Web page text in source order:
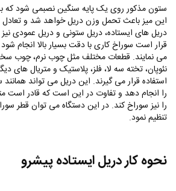
ستون مذکور روی یک پایه سنگین نصبمی شود که
این میز باعث تحمل وزن دریل خواهد شد و
دریل های ایستاده، دریل ستونی و دریل عمودی
قرار است سوراخ کاری با دقت بسیار بالا انجام
می نمایند. قطعات مختلف مثل چوب نرم، چوب
نئوپان، تخته سه لا، فلز، پلاستیک و متریال های
استفاده قرار می گیرند. این دریل می تواند
را انجام دهد و تفاوت در این است که قادر است
را نیز سوراخ کند‌. در این دستگاه می توان قطر
تنظیم نمود.
نحوه کار دریل ایستاده پیشرو